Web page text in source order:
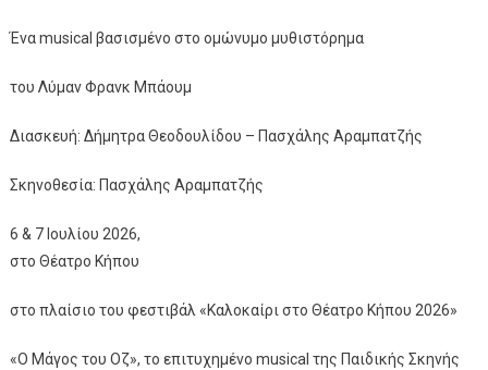
Ένα musical βασισμένο στο ομώνυμο μυθιστόρημα
του Λύμαν Φρανκ Μπάουμ
Διασκευή: Δήμητρα Θεοδουλίδου – Πασχάλης Αραμπατζής
Σκηνοθεσία: Πασχάλης Αραμπατζής
6 & 7 Ιουλίου 2026,
στο Θέατρο Κήπου
στο πλαίσιο του φεστιβάλ «Καλοκαίρι στο Θέατρο Κήπου 2026»
«Ο Μάγος του Οζ», το επιτυχημένο musical της Παιδικής Σκηνής